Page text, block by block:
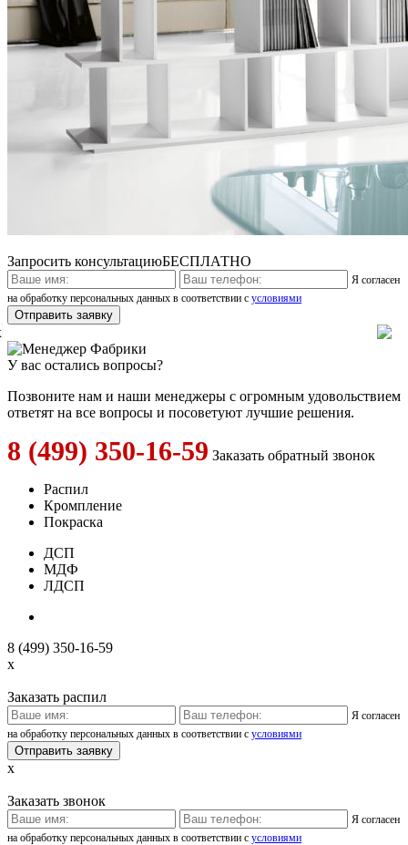
Запросить консультациюБЕСПЛАТНО
Я согласен
на обработку персональных данных в соответствии с условиями
У вас остались вопросы?
Позвоните нам и наши менеджеры с огромным удовольствием
ответят на все вопросы и посоветуют лучшие решения.
8 (499) 350-16-59 Заказать обратный звонок
Распил
Кромпление
Покраска
ДСП
МДФ
ЛДСП
8 (499) 350-16-59
x
Заказать распил
Я согласен
на обработку персональных данных в соответствии с условиями
x
Заказать звонок
Я согласен
на обработку персональных данных в соответствии с условиями